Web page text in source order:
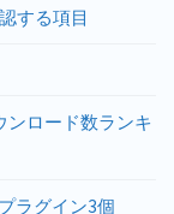
する項目
ンロード数ランキ
ラグイン3個